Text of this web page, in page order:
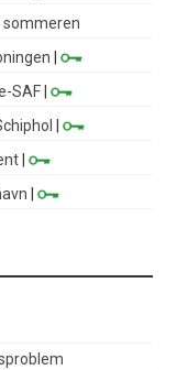
sommeren
|
SAF |
|
|
|